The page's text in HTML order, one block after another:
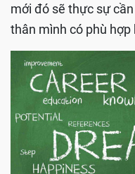
mới đó sẽ thực sự
thân mình có phù hợp